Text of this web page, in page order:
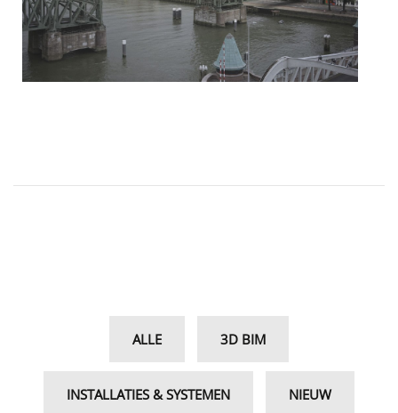
ALLE 3D BIM
INSTALLATIES & SYSTEMEN NIEUW